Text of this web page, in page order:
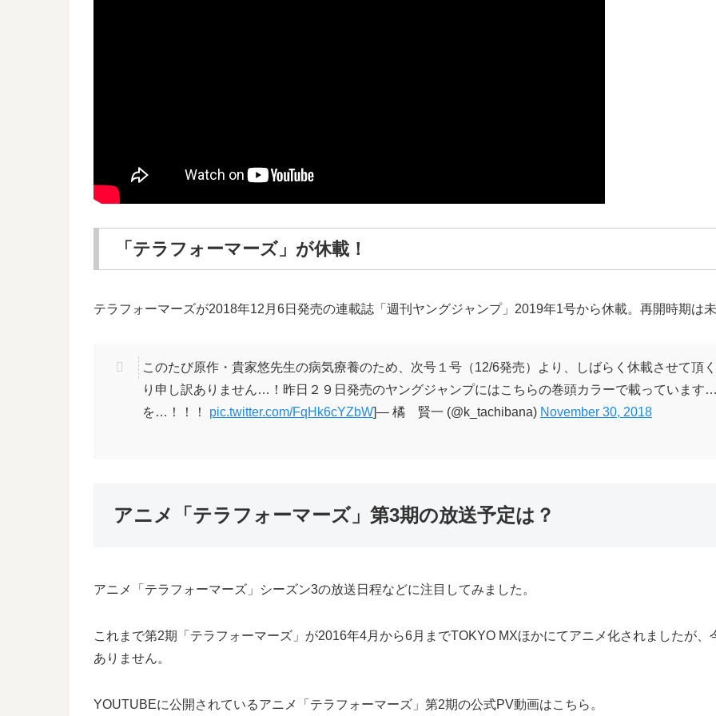
「テラフォーマーズ」が休載！
テラフォーマーズが2018年12月6日発売の連載誌「週刊ヤングジャンプ」2019年1号から休載。再開時期は
このたび原作・貴家悠先生の病気療養のため、次号１号（12/6発売）より、しばらく休載させて頂
り申し訳ありません…！昨日２９日発売のヤングジャンプにはこちらの巻頭カラーで載っています
を…！！！ pic.twitter.com/FqHk6cYZbW]— 橘 賢一 (@k_tachibana) November 30, 2018
アニメ「テラフォーマーズ」第3期の放送予定は？
アニメ「テラフォーマーズ」シーズン3の放送日程などに注目してみました。
これまで第2期「テラフォーマーズ」が2016年4月から6月までTOKYO MXほかにてアニメ化されましたが
ありません。
YOUTUBEに公開されているアニメ「テラフォーマーズ」第2期の公式PV動画はこちら。